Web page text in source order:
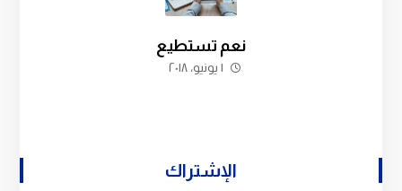
نعم تستطيع
١ يونيو، ٢٠١٨
الإشتراك